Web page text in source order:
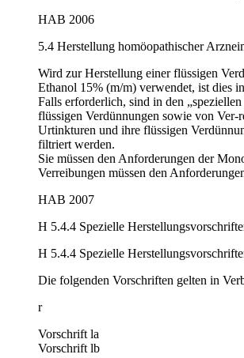
HAB 2006
5.4 Herstellung homöopathischer
Wird zur Herstellung einer flüssigen
Ethanol 15% (m/m) verwendet, ist dies
Falls erforderlich, sind in den
flüssigen Verdünnungen sowie von Ver-
Urtinkturen und ihre flüssigen
filtriert werden.
Sie müssen den Anforderungen der
Verreibungen müssen den
HAB 2007
H 5.4.4 Spezielle
H 5.4.4 Spezielle
Die folgenden Vorschriften gelten in
r
Vorschrift la
Vorschrift lb